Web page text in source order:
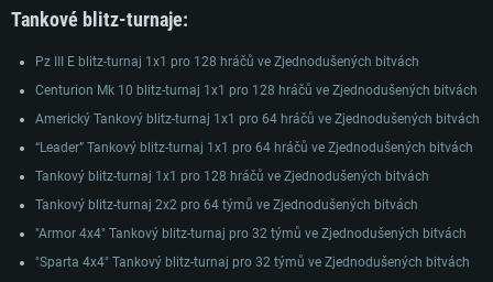
SYSTÉMOVÉ POŽADAVKY
PC
Mac
Linux
Minimální
Minimální
Minimální
Tankové blitz-turnaje:
Pz III E blitz-turnaj 1x1 pro 128 hráčů ve Zjednodušených bitvách
Centurion Mk 10 blitz-turnaj 1x1 pro 128 hráčů ve Zjednodušených bitvách
Americký Tankový blitz-turnaj 1x1 pro 64 hráčů ve Zjednodušených bitvách
“Leader” Tankový blitz-turnaj 1x1 pro 64 hráčů ve Zjednodušených bitvách
Tankový blitz-turnaj 1x1 pro 128 hráčů ve Zjednodušených bitvách
Tankový blitz-turnaj 2x2 pro 64 týmů ve Zjednodušených bitvách
"Armor 4x4" Tankový blitz-turnaj pro 32 týmů ve Zjednodušených bitvách
"Sparta 4x4" Tankový blitz-turnaj pro 32 týmů ve Zjednodušených bitvách